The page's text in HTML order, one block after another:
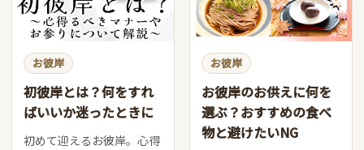
お彼岸
初彼岸とは？何をすれ
ばいいか迷ったときに
初めて迎えるお彼岸。心得
お彼岸
お彼岸のお供えに何を
選ぶ？おすすめの食べ
物と避けたいNG